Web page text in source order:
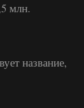
млн.
название,